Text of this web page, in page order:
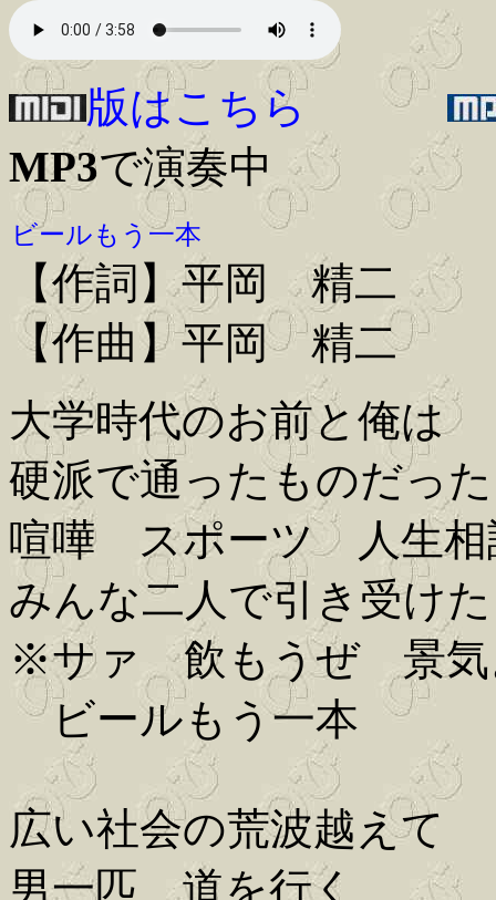
版はこちら
MP3で演奏中
ビールもう一本
【作詞】平岡 精二
【作曲】平岡 精二
大学時代のお前と俺は
硬派で通ったものだった
喧嘩 スポーツ 人生相
みんな二人で引き受けた
※サァ 飲もうぜ 景
ビールもう一本
広い社会の荒波越えて
男一匹 道を行く